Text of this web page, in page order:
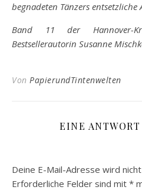
begnadeten Tänzers
Band 11 der Hannover-
Bestsellerautorin Susanne
Von PapierundTintenwelten
EINE
Deine E-Mail-Adresse wird
Erforderliche Felder sind mit *